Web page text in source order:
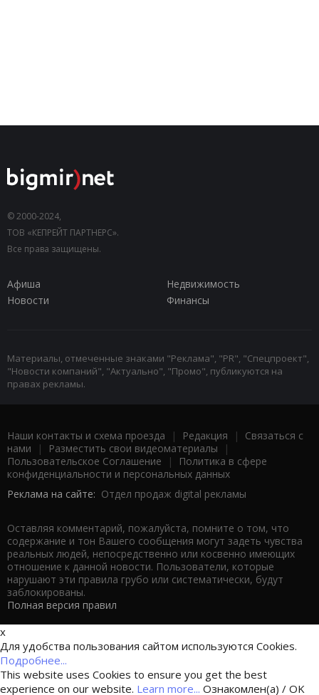
© 2000-2024,
ТОВ «КЕПРЕЙТ ПАРТНЕРС».
Все права защищены.
Афиша
Недвижимость
Новости
Финансы
Материалы, отмеченные знаками "Реклама", "PR", "Спецпроект",
"Новости компаний", "Актуально", "Промо", публикуются на
правах рекламы.
Наши контакты и схема проезда | Редакция | Связаться с
нами | Разместить свои видеоматериалы |
Пользовательское Соглашение |
Политика в сфере
конфиденциальности и персональных данных
Реклама на сайте: Отдел продаж digital рекламы
Оставляя комментарий, пожалуйста, помните о том, что
содержание и тон Вашего сообщения могут задеть чувства
реальных людей, непосредственно или косвенно имеющих
отношение к данной новости. Пользователи, которые
нарушают эти правила грубо или систематически, будут
заблокированы.
Полная версия правил
x
Для удобства пользования сайтом используются Cookies.
Подробнее...
This website uses Cookies to ensure you get the best
experience on our website. Learn more... Ознакомлен(а) / OK